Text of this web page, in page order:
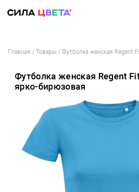
Перейти
содержимому
Главная / Товары / Футболка женская Regent
Футболка женская Regent
ярко-бирюзовая